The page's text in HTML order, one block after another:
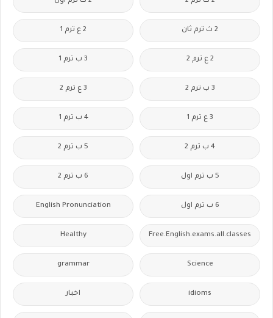
2 ث ترم ثان 2 ع ترم 1
2 ع ترم 2 3 ب ترم 1
3 ب ترم 2 3 ع ترم 2
3 ع ترم 1 4 ب ترم 1
4 ب ترم 2 5 ب ترم 2
5 ب ترم اول 6 ب ترم 2
6 ب ترم اول English Pronunciation
Free.English.exams.all.classes
Healthy
Science
grammar
idioms اخبار